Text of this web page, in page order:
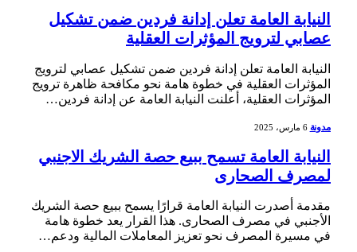
النيابة العامة تعلن إدانة فردين ضمن تشكيل
عصابي لترويج المؤثرات العقلية
النيابة العامة تعلن إدانة فردين ضمن تشكيل عصابي لترويج
المؤثرات‌ العقلية في خطوة هامة نحو مكافحة ظاهرة ترويج
المؤثرات​ العقلية، أعلنت النيابة العامة عن⁢ إدانة فردين…
مدونة 6 مارس، 2025
النيابة العامة تسمح ببيع حصة الشريك الاجنبي
لمصرف الصحارى
مقدمة أصدرت النيابة العامة⁢ قرارًا يسمح ببيع حصة الشريك
الأجنبي في مصرف الصحارى. هذا القرار يعد خطوة هامة
في مسيرة المصرف نحو تعزيز ⁤المعاملات المالية ودعم…